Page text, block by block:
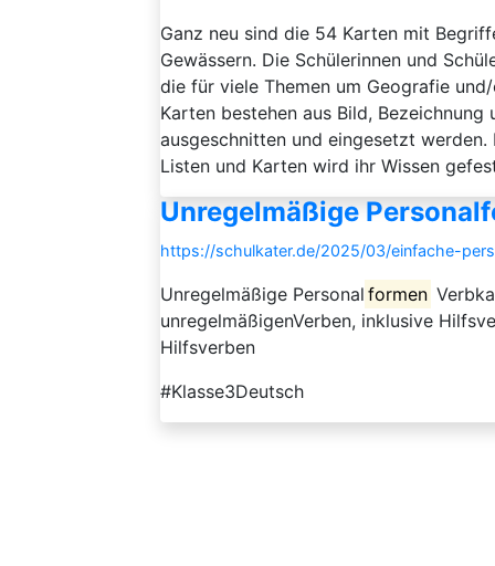
Ganz neu sind die 54 Karten mit
Gewässern. Die Schülerinnen und
die für viele Themen um Geografie
Karten bestehen aus Bild,
ausgeschnitten und eingesetzt
Listen und Karten wird ihr Wissen
Unregelmäßige
https://schulkater.de/2025/03/einfache-
Unregelmäßige Personal formen
unregelmäßigenVerben, inklusive
Hilfsverben
#Klasse3Deutsch